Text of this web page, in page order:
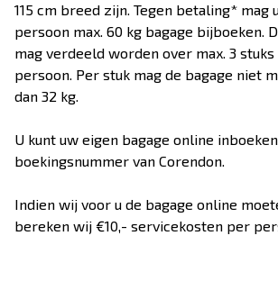
115 cm breed zijn. Tegen betaling* mag
persoon max. 60 kg bagage bijboeken.
mag verdeeld worden over max. 3
persoon. Per stuk mag de bagage niet
dan 32 kg.
U kunt uw eigen bagage online
boekingsnummer van Corendon.
Indien wij voor u de bagage online
bereken wij €10,- servicekosten per